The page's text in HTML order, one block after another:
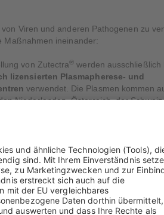
Viren und anderen Pathogenen zu
Maßnahmen ineinander:
von Zutectra® werden ausschließlich
lizensierten Plasmapherese- und
verwendet. Die Plasmen kommen
Niederlanden, Österreich, der
negativ auf Hepatitis-B-Antigen sowie
humanes Immundefizienzvirus (HIV 1/
getestet worden sein.
bei Biotest eine Sperrlagerung der
60 Tagen. Damit bietet sich die